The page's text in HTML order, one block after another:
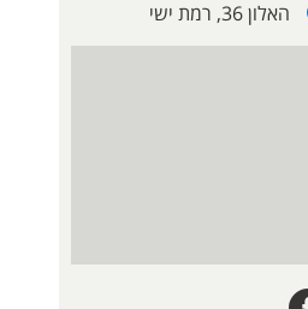
האלון 36,
רמת ישי